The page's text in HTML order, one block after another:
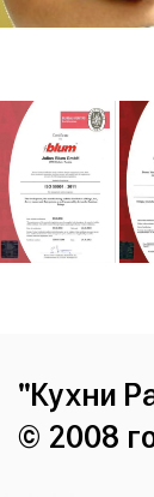
"Кухни
© 2008